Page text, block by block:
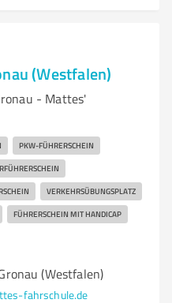
(Westfalen)
- Mattes'
PKW-FÜHRERSCHEIN
VERKEHRSÜBUNGSPLATZ
FÜHRERSCHEIN MIT HANDICAP
(Westfalen)
fahrschule.de